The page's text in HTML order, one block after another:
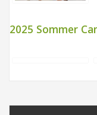
2025 Sommer